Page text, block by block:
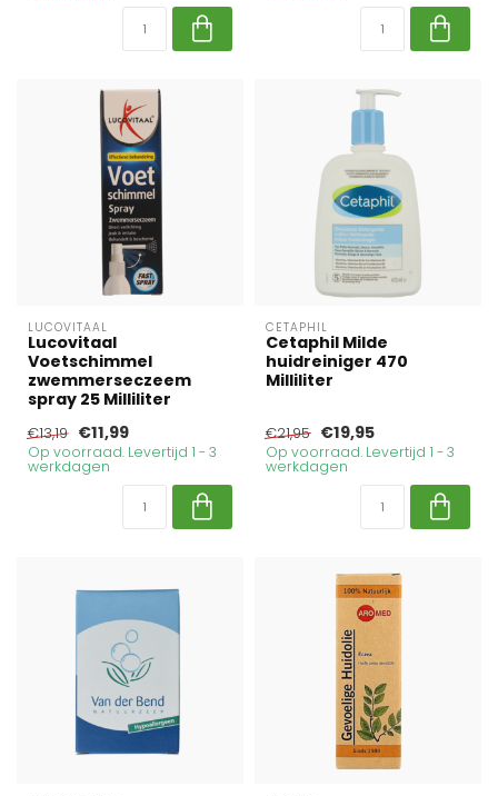
LUCOVITAAL
Lucovitaal
Voetschimmel
zwemmerseczeem
spray 25 Milliliter
€13,19 €11,99
Op voorraad. Levertijd 1 - 3
werkdagen
CETAPHIL
Cetaphil Milde
huidreiniger 470
Milliliter
€21,95 €19,95
Op voorraad. Levertijd 1 - 3
werkdagen